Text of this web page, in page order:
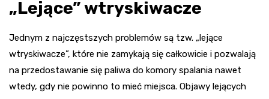
„Lejące” wtryskiwacze
Jednym z najczęstszych problemów są tzw. „lejące
wtryskiwacze”, które nie zamykają się całkowicie i pozwalają
na przedostawanie się paliwa do komory spalania nawet
wtedy, gdy nie powinno to mieć miejsca. Objawy lejących